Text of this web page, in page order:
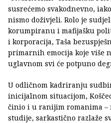
susrećemo svakodnevno,
nismo doživjeli. Rolo je
korumpiranu i mafijašku
i korporacija, Taša
primarnih emocija koje više
uglavnom svi će potpuno
U odličnom kadriranju
inicijalnom situacijom,
činio i u ranijim romanima –
studije, sarkastično razlaže